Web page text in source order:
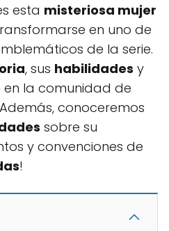
esta misteriosa mujer
en uno de
de la serie.
, sus habilidades y
la comunidad de
conoceremos
sobre su
y convenciones de
!